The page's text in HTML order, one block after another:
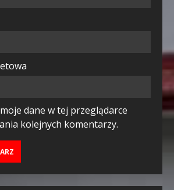
dane w tej przeglądarce
kolejnych komentarzy.